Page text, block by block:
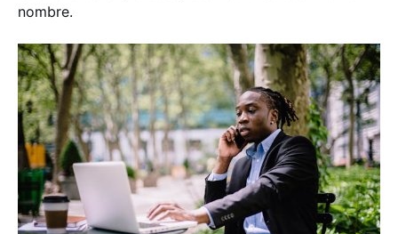
nombre.